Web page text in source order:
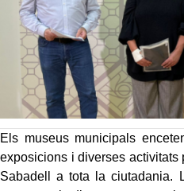
Els museus municipals
exposicions i diverses activitats
Sabadell a tota la ciutadania.